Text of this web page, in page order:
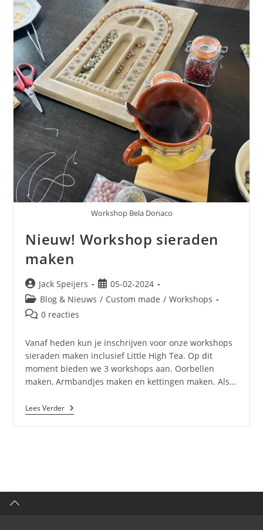
Workshop Bela Donaco
Nieuw! Workshop sieraden
maken
Jack Speijers
05-02-2024
Blog & Nieuws / Custom made / Workshops
0 reacties
Vanaf heden kun je inschrijven voor onze workshops
sieraden maken inclusief Little High Tea. Op dit
moment bieden we 3 workshops aan. Oorbellen
maken, Armbandjes maken en kettingen maken. Als…
Lees Verder